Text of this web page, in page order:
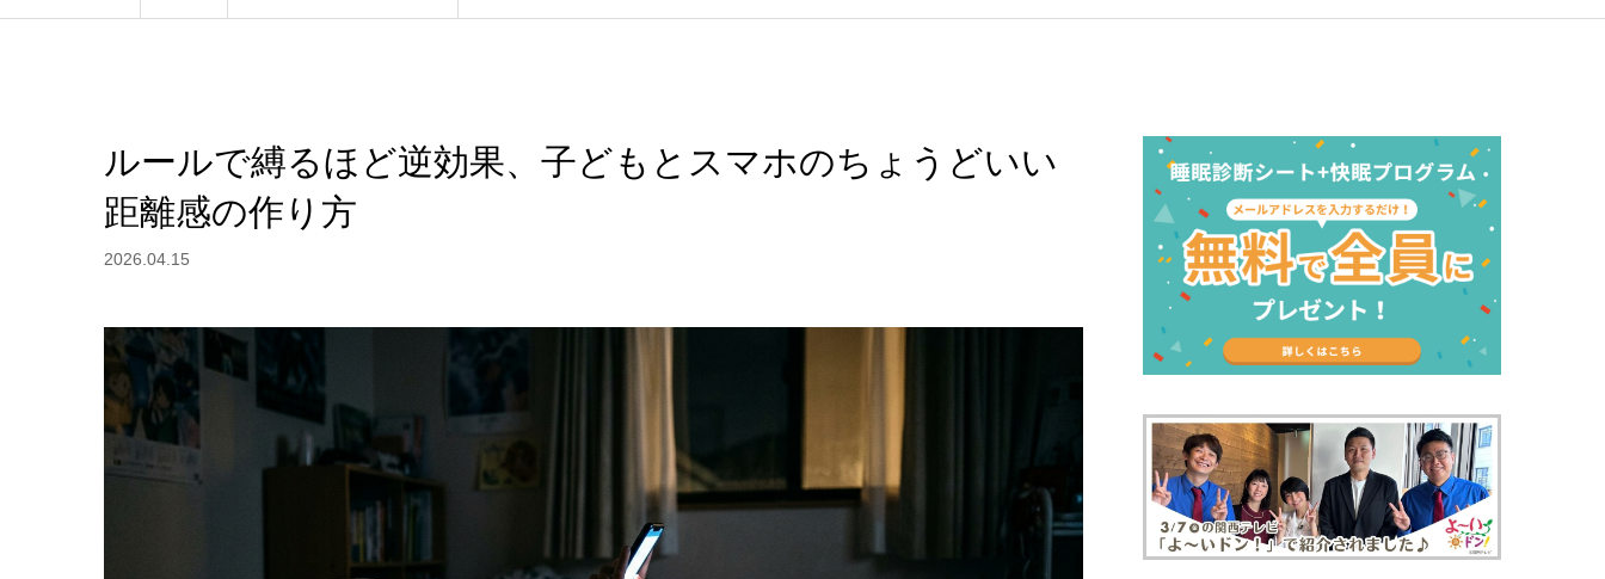
ルールで縛るほど逆効果、子どもとスマホのちょうどいい
距離感の作り方
2026.04.15